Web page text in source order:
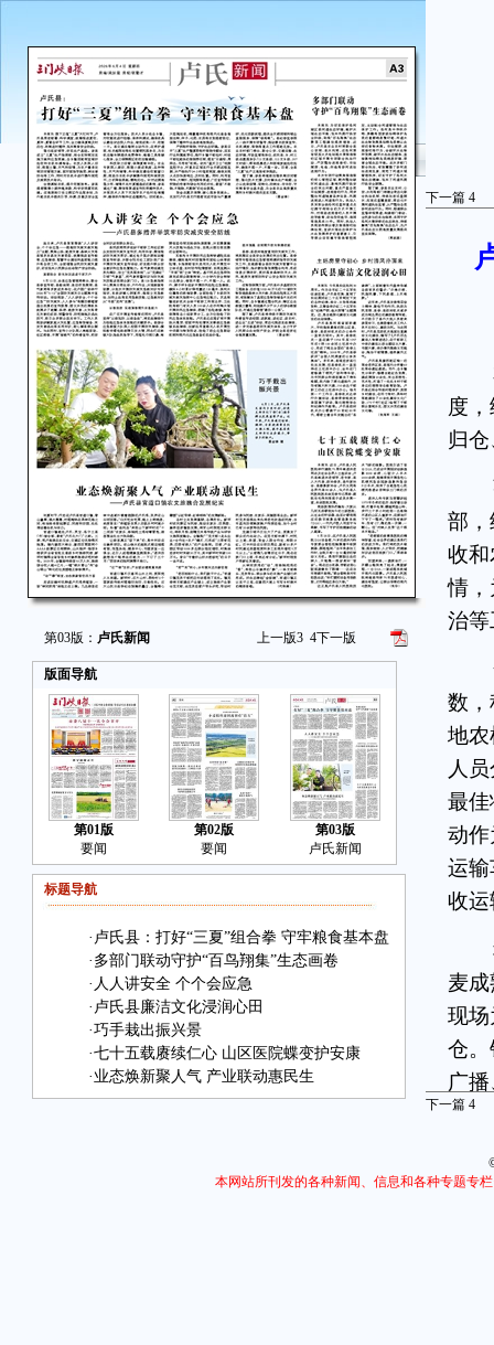
第03版： 卢氏新闻 上一版3 4下一版
版面导航
第01版
要闻
第02版
要闻
第03版
卢氏新闻
标题导航
· 卢氏县：打好“三夏”组合拳 守牢粮食基本盘
· 多部门联动守护“百鸟翔集”生态画卷
· 人人讲安全 个个会应急
· 卢氏县廉洁文化浸润心田
·巧手栽出振兴景
·七十五载赓续仁心 山区医院蝶变护安康
· 业态焕新聚人气 产业联动惠民生
下一篇 4
度
归
部
收
情
治
数
地
人
最
动
运
收
麦
现
仓
广
户
农
下一篇 4
本网站所刊发的各种新闻、信息和各种专题专